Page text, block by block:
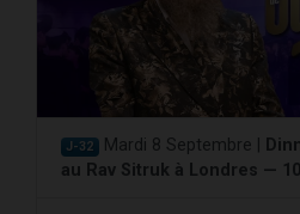
J-32 Mardi 8 Septembre |
au Rav Sitruk à Londres —